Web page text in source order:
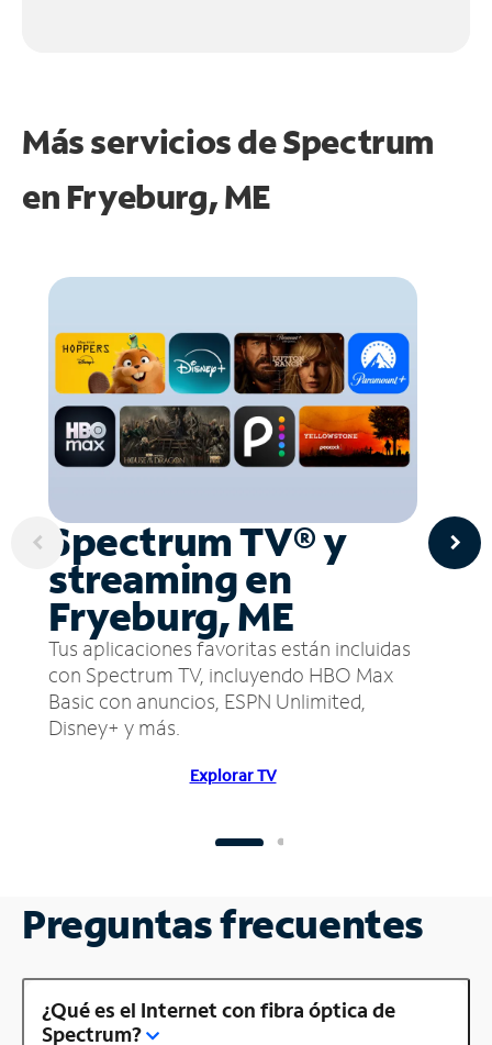
Más servicios de Spectrum
en Fryeburg, ME
Spectrum TV® y
streaming en
Fryeburg, ME
Tus aplicaciones favoritas están incluidas
con Spectrum TV, incluyendo HBO Max
Basic con anuncios, ESPN Unlimited,
Disney+ y más.
Explorar TV
Preguntas frecuentes
¿Qué es el Internet con fibra óptica de
Spectrum?